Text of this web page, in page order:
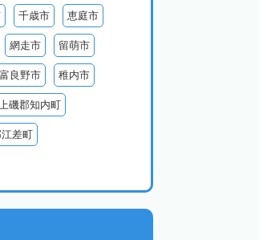
千歳市 恵庭市
網走市 留萌市
富良野市 稚内市
磯郡知内町
差町
倶知安町